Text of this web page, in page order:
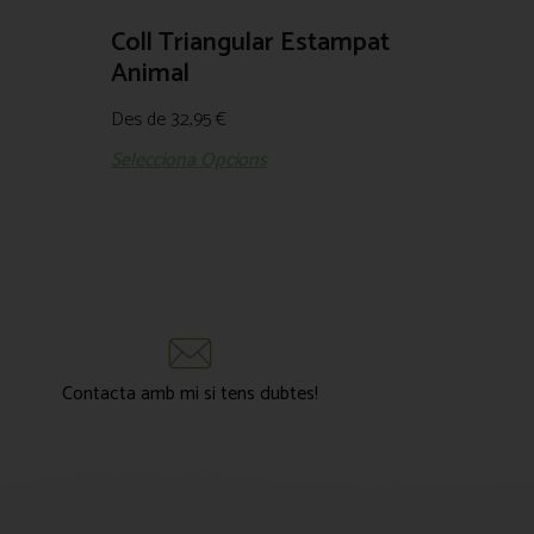
Coll Triangular Estampat
Animal
Des de32,95€
Contacta amb mi si tens dubtes!